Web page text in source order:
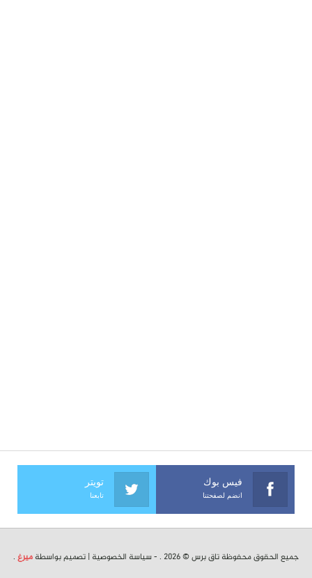
فيس بوك
انضم لصفحتنا
تويتر
تابعنا
جميع الحقوق محفوظة تاق برس © 2026 . - سياسة الخصوصية | تصميم بواسطة ميرغ .